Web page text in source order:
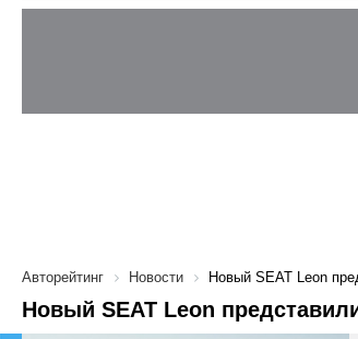
Авторейтинг Новости Новый SEAT Leon
Новый SEAT Leon